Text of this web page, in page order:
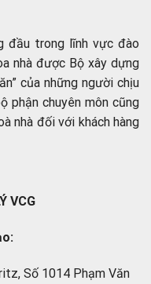
đầu trong lĩnh vực đào
nhà được Bộ xây dựng
của những người chịu
phận chuyên môn cũng
nhà đối với khách hàng
VCG
Số 1014 Phạm Văn